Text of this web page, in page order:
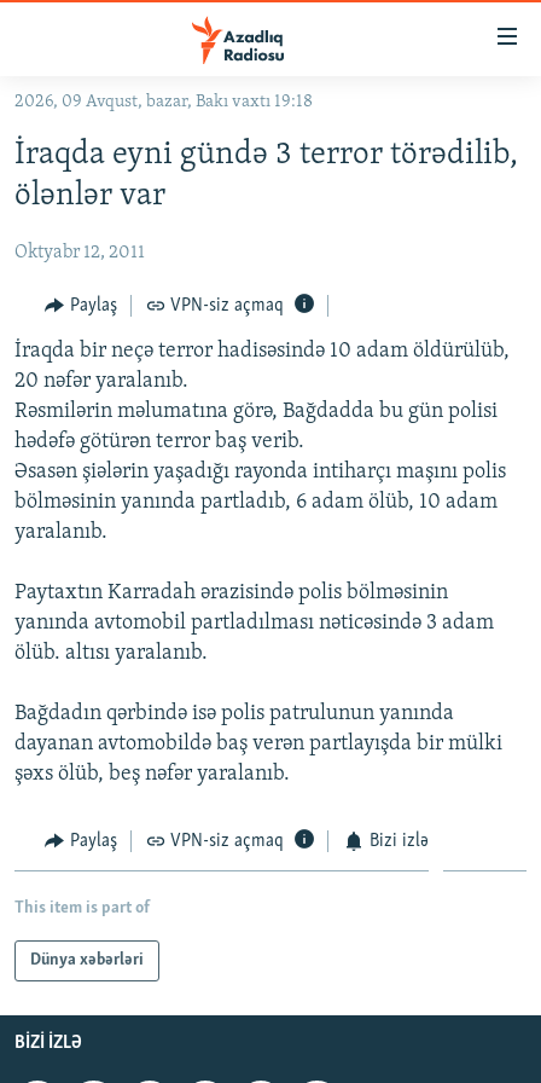
Əsas
qayıt
Əsas
qayıt
#İZAHLA
#ƏSLINDƏ
FƏRQƏ BAX
QANUNI DOĞRU
ARAŞDIRMA
MULTIMEDIA
VIDEO
FOTOQALEREYA
KARIKATURA
RADIO ARXIV
OXU ZALI
İSLAM VƏ DEMOKRATIYA
İZ - MƏDƏNIYYƏT PROQRAMI
HAQQIMIZDA
PEŞƏ ETIKASI VƏ JURNALISTIKA STANDARTLARIMIZ
MATERIALLARIMIZDAN ISTIFADƏ
BIZIMLƏ ƏLAQƏ
XƏBƏR BÜLLETENLƏRIMIZ
BIZI IZLƏ
RFE/RL-in bütün saytları
2026, 09 Avqust, bazar, Bakı vaxtı 19:18
İraqda eyni gündə 3 terror törədilib,
ölənlər var
Oktyabr 12, 2011
Paylaş VPN-siz açmaq
İraqda bir neçə terror hadisəsində 10 adam öldürülüb,
20 nəfər yaralanıb.
Rəsmilərin məlumatına görə, Bağdadda bu gün polisi
hədəfə götürən terror baş verib.
Əsasən şiələrin yaşadığı rayonda intiharçı maşını polis
bölməsinin yanında partladıb, 6 adam ölüb, 10 adam
yaralanıb.
Paytaxtın Karradah ərazisində polis bölməsinin
yanında avtomobil partladılması nəticəsində 3 adam
ölüb. altısı yaralanıb.
Bağdadın qərbində isə polis patrulunun yanında
dayanan avtomobildə baş verən partlayışda bir mülki
şəxs ölüb, beş nəfər yaralanıb.
Paylaş VPN-siz açmaq Bizi izlə
This item is part of
Dünya xəbərləri
BIZI IZLƏ